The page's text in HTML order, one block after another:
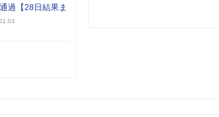
過【28日結果ま